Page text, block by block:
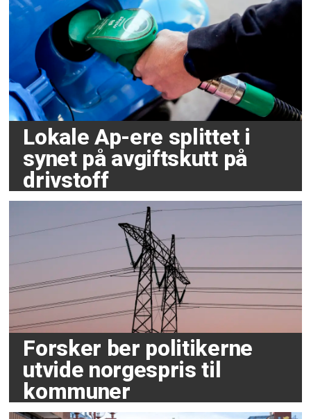
Lokale Ap-ere splittet i
synet på avgiftskutt på
drivstoff
Forsker ber politikerne
utvide norgespris til
kommuner